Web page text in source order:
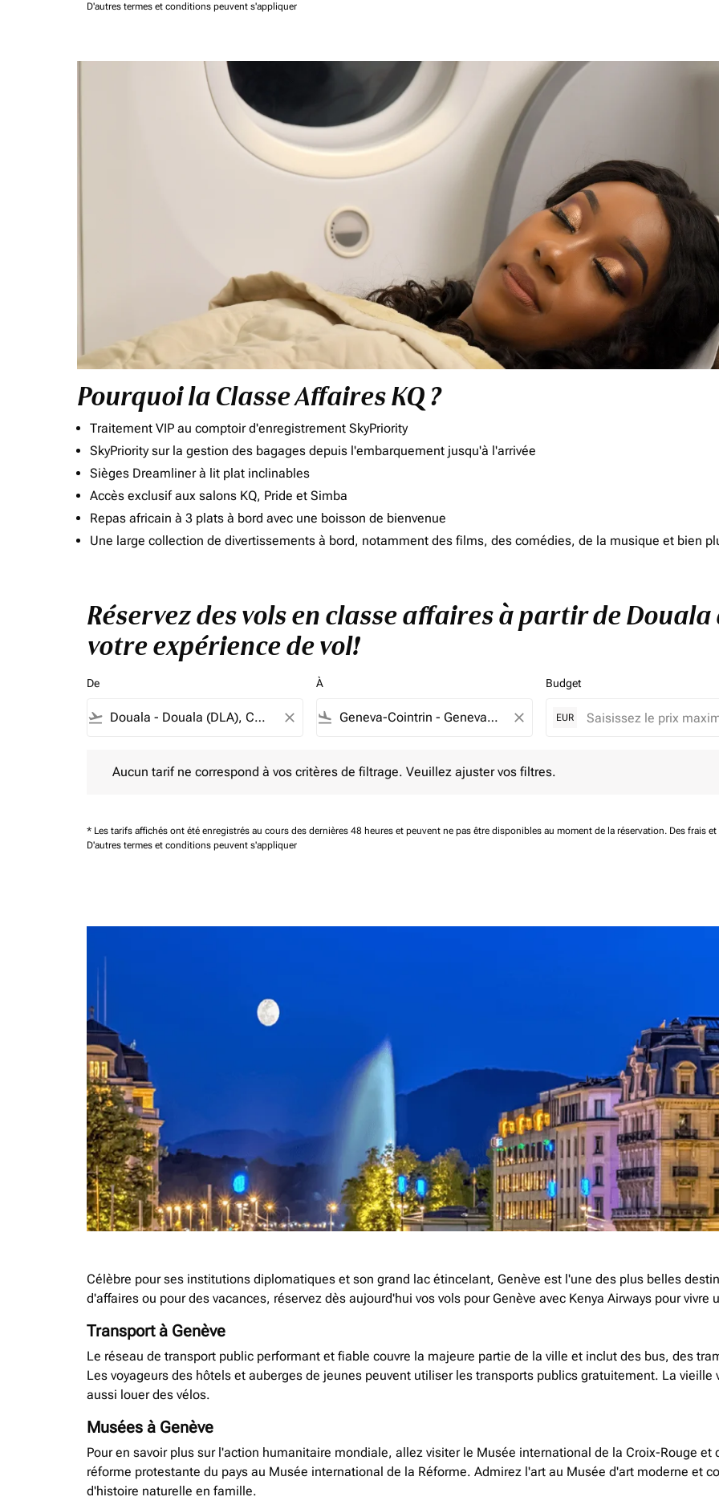
D'autres termes et conditions peuvent s'appliquer
Pourquoi la Classe Affaires KQ ?
Traitement VIP au comptoir d'enregistrement SkyPriority
SkyPriority sur la gestion des bagages depuis l'embarquement jusqu'à l'arrivée
Sièges Dreamliner à lit plat inclinables
Accès exclusif aux salons KQ, Pride et Simba
Repas africain à 3 plats à bord avec une boisson de bienvenue
Une large collection de divertissements à bord, notamment des films, des comédies, de la musique et bien
Réservez des vols en classe affaires à partir de
votre expérience de vol!
De
flight_takeoff close
À
flight_land close
Budget
EUR
Aucun tarif ne correspond à vos critères de filtrage. Veuillez ajuster vos filtres.
* Les tarifs affichés ont été enregistrés au cours des dernières 48 heures et peuvent ne pas être disponibles au moment de la réservation. Des frais
D'autres termes et conditions peuvent s'appliquer
Célèbre pour ses institutions diplomatiques et son grand lac étincelant, Genève est l'une des plus belles
d'affaires ou pour des vacances, réservez dès aujourd'hui vos vols pour Genève avec Kenya Airways pour
Transport à Genève
Le réseau de transport public performant et fiable couvre la majeure partie de la ville et inclut des bus, des
Les voyageurs des hôtels et auberges de jeunes peuvent utiliser les transports publics gratuitement. La
aussi louer des vélos.
Musées à Genève
Pour en savoir plus sur l'action humanitaire mondiale, allez visiter le Musée international de la Croix-Rouge
réforme protestante du pays au Musée international de la Réforme. Admirez l'art au Musée d'art moderne et
d'histoire naturelle en famille.